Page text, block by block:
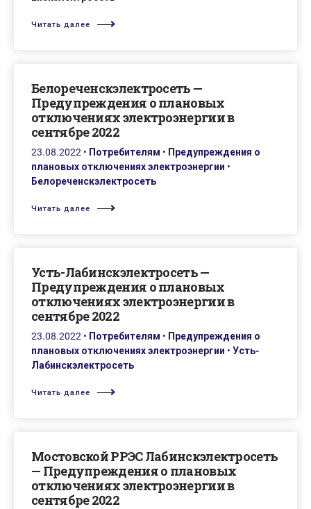
Читать далее
Белореченскэлектросеть —
Предупреждения о плановых
отключениях электроэнергии в
сентябре 2022
23.08.2022 • Потребителям • Предупреждения о
плановых отключениях электроэнергии •
Белореченскэлектросеть
Читать далее
Усть-Лабинскэлектросеть —
Предупреждения о плановых
отключениях электроэнергии в
сентябре 2022
23.08.2022 • Потребителям • Предупреждения о
плановых отключениях электроэнергии • Усть-
Лабинскэлектросеть
Читать далее
Мостовской РРЭС Лабинскэлектросеть
— Предупреждения о плановых
отключениях электроэнергии в
сентябре 2022